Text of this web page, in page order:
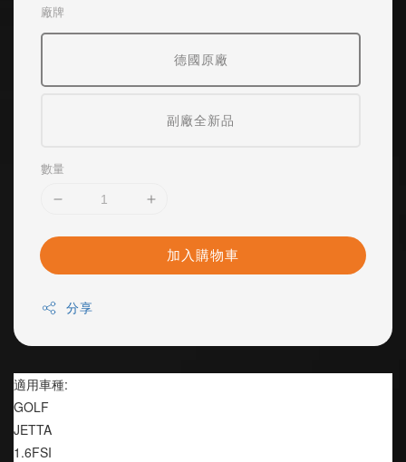
廠牌
德國原廠
副廠全新品
數量
加入購物車
分享
適用車種:
GOLF
JETTA
1.6FSI